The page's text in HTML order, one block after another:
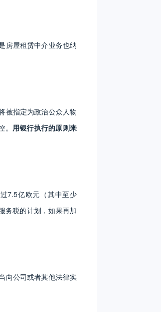
房屋租赁中介业务也纳
被指定为政治公众人物
用银行执行的原则来
7.5亿欧元（其中至少
务税的计划，如果再加
向公司或者其他法律实